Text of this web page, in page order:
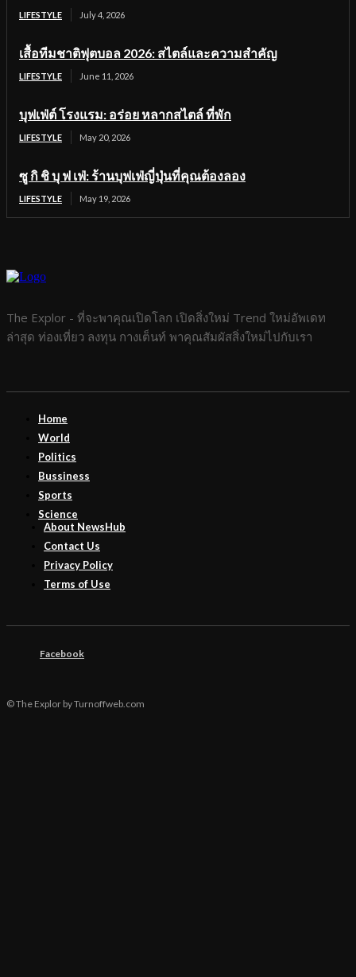
LIFESTYLE July 4, 2026
เสื้อทีมชาติฟุตบอล 2026: สไตล์และความสำคัญ
LIFESTYLE June 11, 2026
บุฟเฟ่ต์ โรงแรม: อร่อย หลากสไตล์ ที่พัก
LIFESTYLE May 20, 2026
ซู กิ ชิ บุ ฟ เฟ่: ร้านบุฟเฟ่ญี่ปุ่นที่คุณต้องลอง
LIFESTYLE May 19, 2026
The Explor - ที่จะพาคุณเปิดโลก เปิดสิ่งใหม่ Trend ใหม่อัพเดท
ล่าสุด ท่องเที่ยว ลงทุน กางเต็นท์ พาคุณสัมผัสสิ่งใหม่ไปกับเรา
Home
World
Politics
Bussiness
Sports
Science
About NewsHub
Contact Us
Privacy Policy
Terms of Use
Facebook
© The Explor by Turnoffweb.com